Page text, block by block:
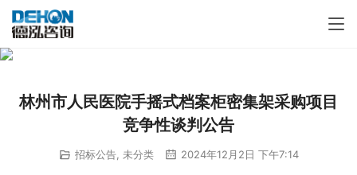
林州市人民医院手摇式档案柜密集架采购项目
竞争性谈判公告
招标公告, 未分类 2024年12月2日 下午7:14